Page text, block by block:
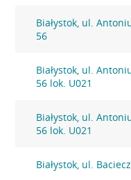
Białystok, ul.
56
Białystok, ul.
56 lok. U021
Białystok, ul.
56 lok. U021
Białystok, ul.